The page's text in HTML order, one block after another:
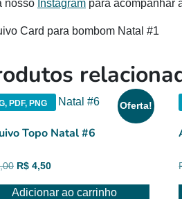
nosso Instagram para acompanhar
Card para bombom Natal #1
PDF, PNG Oferta!
Topo Natal #6
O
original
R$ 4,50O
atual
Adicionar ao carrinho